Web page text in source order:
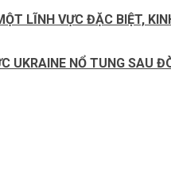
LĨNH VỰC ĐẶC BIỆT,
UKRAINE NỔ TUNG SAU